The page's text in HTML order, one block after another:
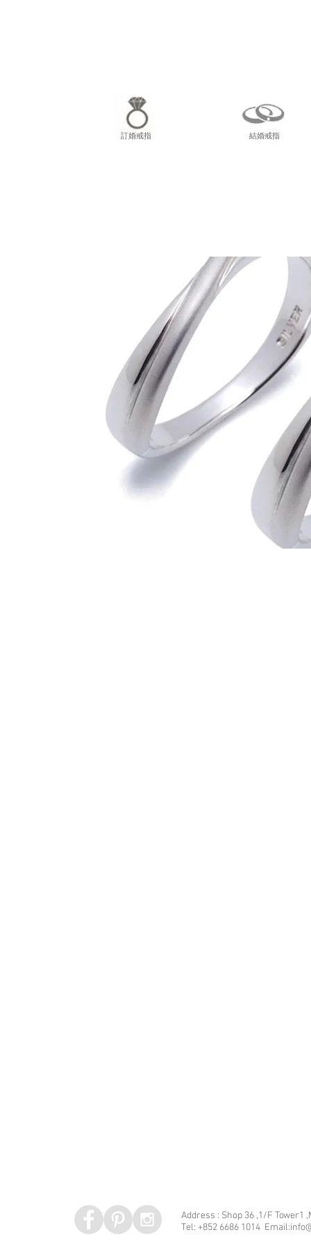
訂婚戒指 結婚戒指
Address : Shop 36 ,1/F Tower1
Tel: +852 6686 1014